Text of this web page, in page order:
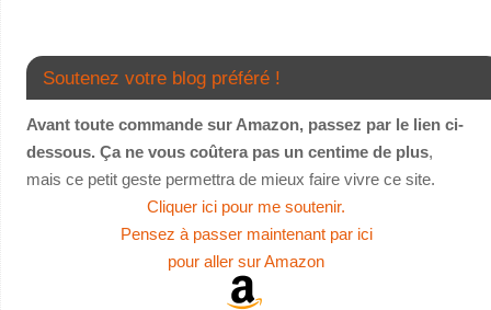
Soutenez votre blog préféré !
Avant toute commande sur Amazon, passez par le lien ci-
dessous. Ça ne vous coûtera pas un centime de plus,
mais ce petit geste permettra de mieux faire vivre ce site.
Cliquer ici pour me soutenir.
Pensez à passer maintenant par ici
pour aller sur Amazon